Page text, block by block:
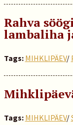
Rahva
lambaliha
Tags: MIHKLIPÄEV/
Tags: MIHKLIPÄEV/